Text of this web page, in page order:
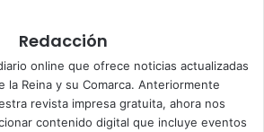
Redacción
online que ofrece noticias actualizadas
la Reina y su Comarca. Anteriormente
revista impresa gratuita, ahora nos
contenido digital que incluye eventos